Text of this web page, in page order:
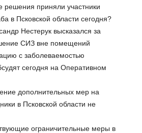
решения приняли участники
в Псковской области сегодня?
Нестерук высказался за
СИЗ вне помещений
с заболеваемостью
сегодня на Оперативном
дополнительных мер на
в Псковской области не
ограничительные меры в